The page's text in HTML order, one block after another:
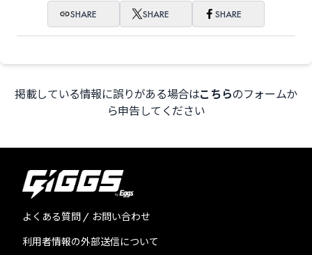
SHARE SHARE SHARE
掲載している情報に誤りがある場合はこちらのフォームか
ら申告してください
よくある質問 / お問い合わせ
利用者情報の外部送信について